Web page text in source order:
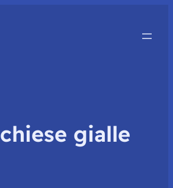
chiese gialle